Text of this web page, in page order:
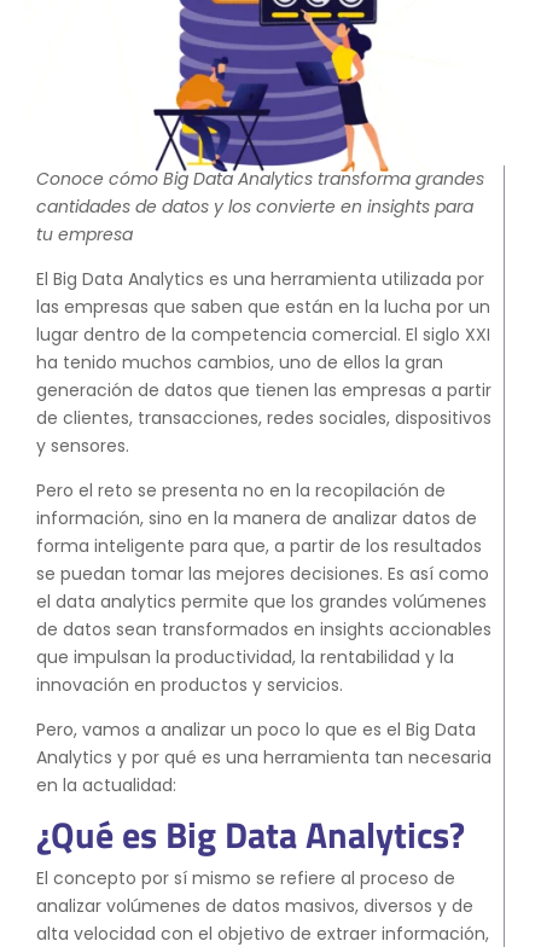
Partners Estratégicos
EXPLORAR SOLUIONES
SOLUCIONES CLOUD
SAP Business One Cloud
SAP Cloud ERP
SAP Cloud ERP RISE
SAP BTP
SAP Success Factors
SOLUCIONES ONPREMISE
SAP Business One
Addons para SAP Business One
SAP S4HANA
SOPORTE
Soporte y Mantenimiento SAP
Soporte y Manntenimiento SAP
Business One
Soporte y Mantenimiento SAP
S4HANA Cloud
CONSULTORIA
Consultoria SAP
Consultoria SAP Business One
Consultoria SAP S4HANA Cloud
ÚNETE
¡Más de 400 clientes!
Conoce cómo Big Data Analytics transforma grandes
cantidades de datos y los convierte en insights para
tu empresa
El Big Data Analytics es una herramienta utilizada por
las empresas que saben que están en la lucha por un
lugar dentro de la competencia comercial. El siglo XXI
ha tenido muchos cambios, uno de ellos la gran
generación de datos que tienen las empresas a partir
de clientes, transacciones, redes sociales, dispositivos
y sensores.
Pero el reto se presenta no en la recopilación de
información, sino en la manera de analizar datos de
forma inteligente para que, a partir de los resultados
se puedan tomar las mejores decisiones. Es así como
el data analytics permite que los grandes volúmenes
de datos sean transformados en insights accionables
que impulsan la productividad, la rentabilidad y la
innovación en productos y servicios.
Pero, vamos a analizar un poco lo que es el Big Data
Analytics y por qué es una herramienta tan necesaria
en la actualidad:
¿Qué es Big Data Analytics?
El concepto por sí mismo se refiere al proceso de
analizar volúmenes de datos masivos, diversos y de
alta velocidad con el objetivo de extraer información,